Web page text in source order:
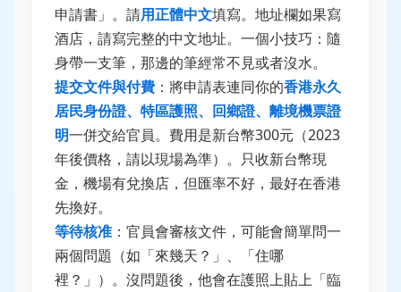
申請書」。請用正體中文填寫。地址欄如果寫
酒店，請寫完整的中文地址。一個小技巧：隨
身帶一支筆，那邊的筆經常不見或者沒水。
提交文件與付費 ：將申請表連同你的香港永久
居民身份證、特區護照、回鄉證、離境機票證
明一併交給官員。費用是新台幣300元（2023
年後價格，請以現場為準）。只收新台幣現
金，機場有兌換店，但匯率不好，最好在香港
先換好。
等待核准 ：官員會審核文件，可能會簡單問一
兩個問題（如「來幾天？」、「住哪
裡？」）。沒問題後，他會在護照上貼上「臨